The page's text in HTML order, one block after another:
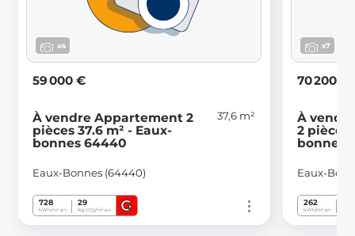
x4
59 000 €
À vendre Appartement 2
pièces 37.6 m² - Eaux-
bonnes 64440
37,6 m²
Eaux-Bonnes (64440)
728
kWh/m².an
29
Kg CO2/m².an G
x7
70 200 €
À
2 pièces
bonnes
Eaux-
262
kWh/m².an